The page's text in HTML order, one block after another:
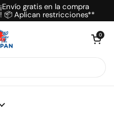
gratis en la compra
📦 Aplican restricciones**
Abrir carrito
0